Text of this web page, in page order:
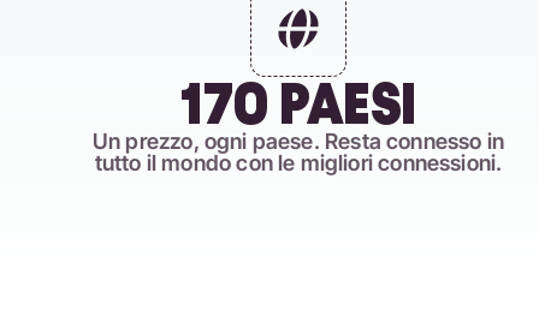
170 PAESI
Un prezzo, ogni paese. Resta connesso in
tutto il mondo con le migliori connessioni.